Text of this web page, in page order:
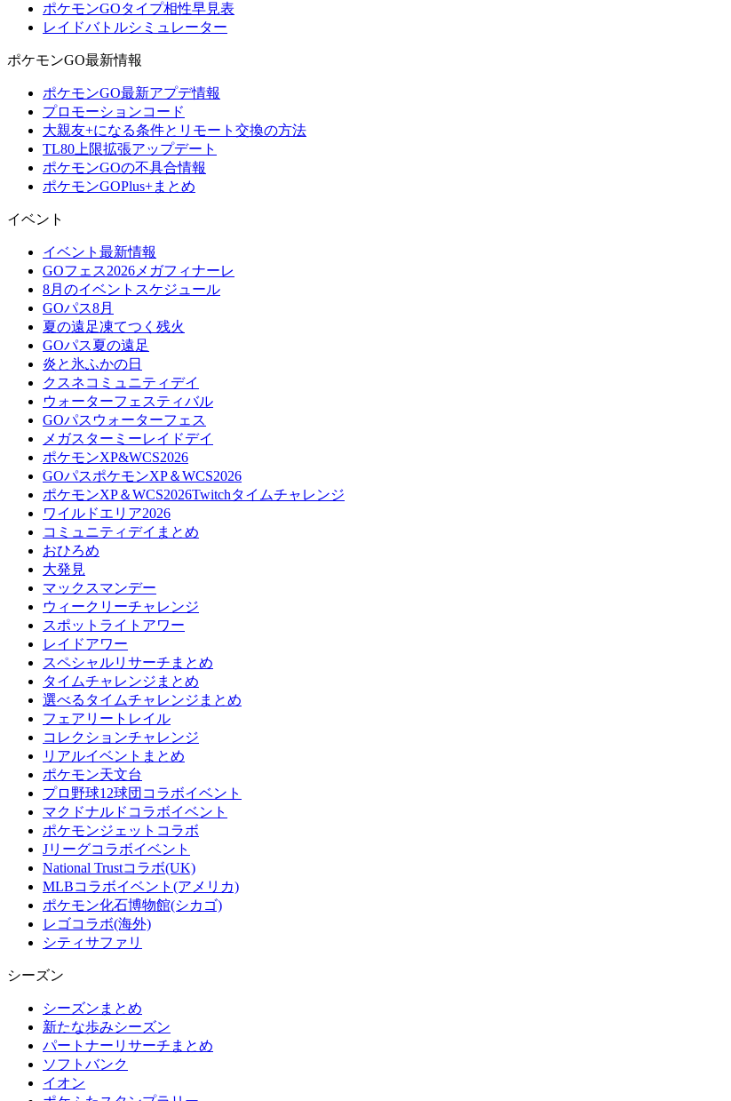
ポケモンGOタイプ相性早見表
レイドバトルシミュレーター
ポケモンGO最新情報
ポケモンGO最新アプデ情報
プロモーションコード
大親友+になる条件とリモート交換の方法
TL80上限拡張アップデート
ポケモンGOの不具合情報
ポケモンGOPlus+まとめ
イベント
イベント最新情報
GOフェス2026メガフィナーレ
8月のイベントスケジュール
GOパス8月
夏の遠足凍てつく残火
GOパス夏の遠足
炎と氷ふかの日
クスネコミュニティデイ
ウォーターフェスティバル
GOパスウォーターフェス
メガスターミーレイドデイ
ポケモンXP&WCS2026
GOパスポケモンXP＆WCS2026
ポケモンXP＆WCS2026Twitchタイムチャレンジ
ワイルドエリア2026
コミュニティデイまとめ
おひろめ
大発見
マックスマンデー
ウィークリーチャレンジ
スポットライトアワー
レイドアワー
スペシャルリサーチまとめ
タイムチャレンジまとめ
選べるタイムチャレンジまとめ
フェアリートレイル
コレクションチャレンジ
リアルイベントまとめ
ポケモン天文台
プロ野球12球団コラボイベント
マクドナルドコラボイベント
ポケモンジェットコラボ
Jリーグコラボイベント
National Trustコラボ(UK)
MLBコラボイベント(アメリカ)
ポケモン化石博物館(シカゴ)
レゴコラボ(海外)
シティサファリ
シーズン
シーズンまとめ
新たな歩みシーズン
パートナーリサーチまとめ
ソフトバンク
イオン